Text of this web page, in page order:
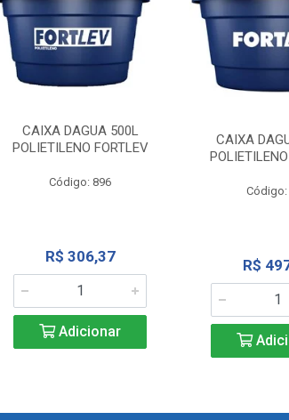
CAIXA DAGUA 500L
POLIETILENO FORTLEV
Código: 896
R$ 306,37
Adicionar
CAIXA
Código:
R$